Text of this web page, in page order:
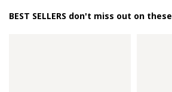
BEST SELLERS don't miss out on these